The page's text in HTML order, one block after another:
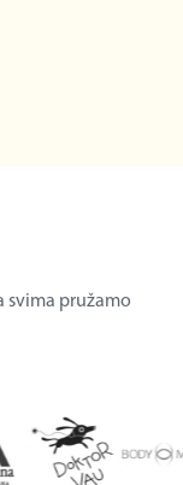
svima pružamo